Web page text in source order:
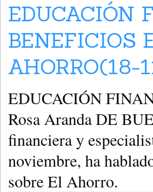
EDUCACIÓN
BENEFICIOS
AHORRO(18-
EDUCACIÓN
Rosa Aranda DE
financiera y
noviembre, ha
sobre El Ahorro.